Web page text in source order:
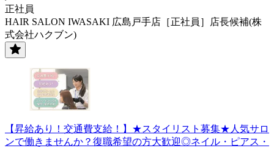
正社員
HAIR SALON IWASAKI 広島戸手店［正社員］店長候補(株
式会社ハクブン)
【昇給あり！交通費支給！】★スタイリスト募集★人気サロ
ンで働きませんか？復職希望の方大歓迎◎ネイル・ピアス・